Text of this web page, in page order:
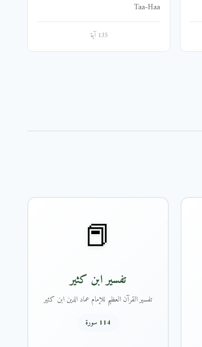
Taa-Haa
135 آية
📕
تفسير ابن كثير
تفسير القرآن العظيم للإمام عماد الدين ابن كثير
114 سورة